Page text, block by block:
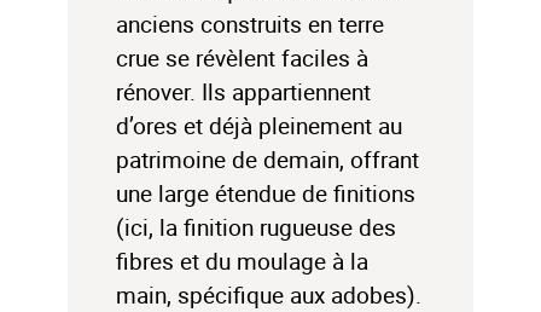
anciens construits en terre
crue se révèlent faciles à
rénover. Ils appartiennent
d’ores et déjà pleinement au
patrimoine de demain, offrant
une large étendue de finitions
(ici, la finition rugueuse des
fibres et du moulage à la
main, spécifique aux adobes).